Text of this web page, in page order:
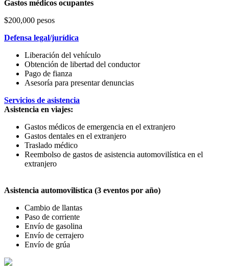
Gastos médicos ocupantes
$200,000 pesos
Defensa legal/jurídica
Liberación del vehículo
Obtención de libertad del conductor
Pago de fianza
Asesoría para presentar denuncias
Servicios de asistencia
Asistencia en viajes:
Gastos médicos de emergencia en el extranjero
Gastos dentales en el extranjero
Traslado médico
Reembolso de gastos de asistencia automovilística en el
extranjero
Asistencia automovilística (3 eventos por año)
Cambio de llantas
Paso de corriente
Envío de gasolina
Envío de cerrajero
Envío de grúa